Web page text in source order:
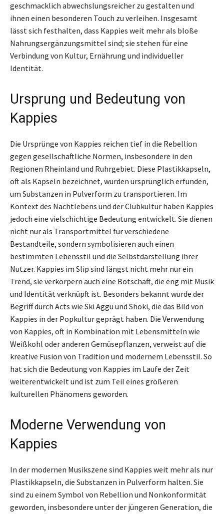
geschmacklich abwechslungsreicher zu gestalten und
ihnen einen besonderen Touch zu verleihen. Insgesamt
lässt sich festhalten, dass Kappies weit mehr als bloße
Nahrungsergänzungsmittel sind; sie stehen für eine
Verbindung von Kultur, Ernährung und individueller
Identität.
Ursprung und Bedeutung von
Kappies
Die Ursprünge von Kappies reichen tief in die Rebellion
gegen gesellschaftliche Normen, insbesondere in den
Regionen Rheinland und Ruhrgebiet. Diese Plastikkapseln,
oft als Kapseln bezeichnet, wurden ursprünglich erfunden,
um Substanzen in Pulverform zu transportieren. Im
Kontext des Nachtlebens und der Clubkultur haben Kappies
jedoch eine vielschichtige Bedeutung entwickelt. Sie dienen
nicht nur als Transportmittel für verschiedene
Bestandteile, sondern symbolisieren auch einen
bestimmten Lebensstil und die Selbstdarstellung ihrer
Nutzer. Kappies im Slip sind längst nicht mehr nur ein
Trend, sie verkörpern auch eine Botschaft, die eng mit Musik
und Identität verknüpft ist. Besonders bekannt wurde der
Begriff durch Acts wie Ski Aggu und Shoki, die das Bild von
Kappies in der Popkultur geprägt haben. Die Verwendung
von Kappies, oft in Kombination mit Lebensmitteln wie
Weißkohl oder anderen Gemüsepflanzen, verweist auf die
kreative Fusion von Tradition und modernem Lebensstil. So
hat sich die Bedeutung von Kappies im Laufe der Zeit
weiterentwickelt und ist zum Teil eines größeren
kulturellen Phänomens geworden.
Moderne Verwendung von
Kappies
In der modernen Musikszene sind Kappies weit mehr als nur
Plastikkapseln, die Substanzen in Pulverform halten. Sie
sind zu einem Symbol von Rebellion und Nonkonformität
geworden, insbesondere unter der jüngeren Generation, die